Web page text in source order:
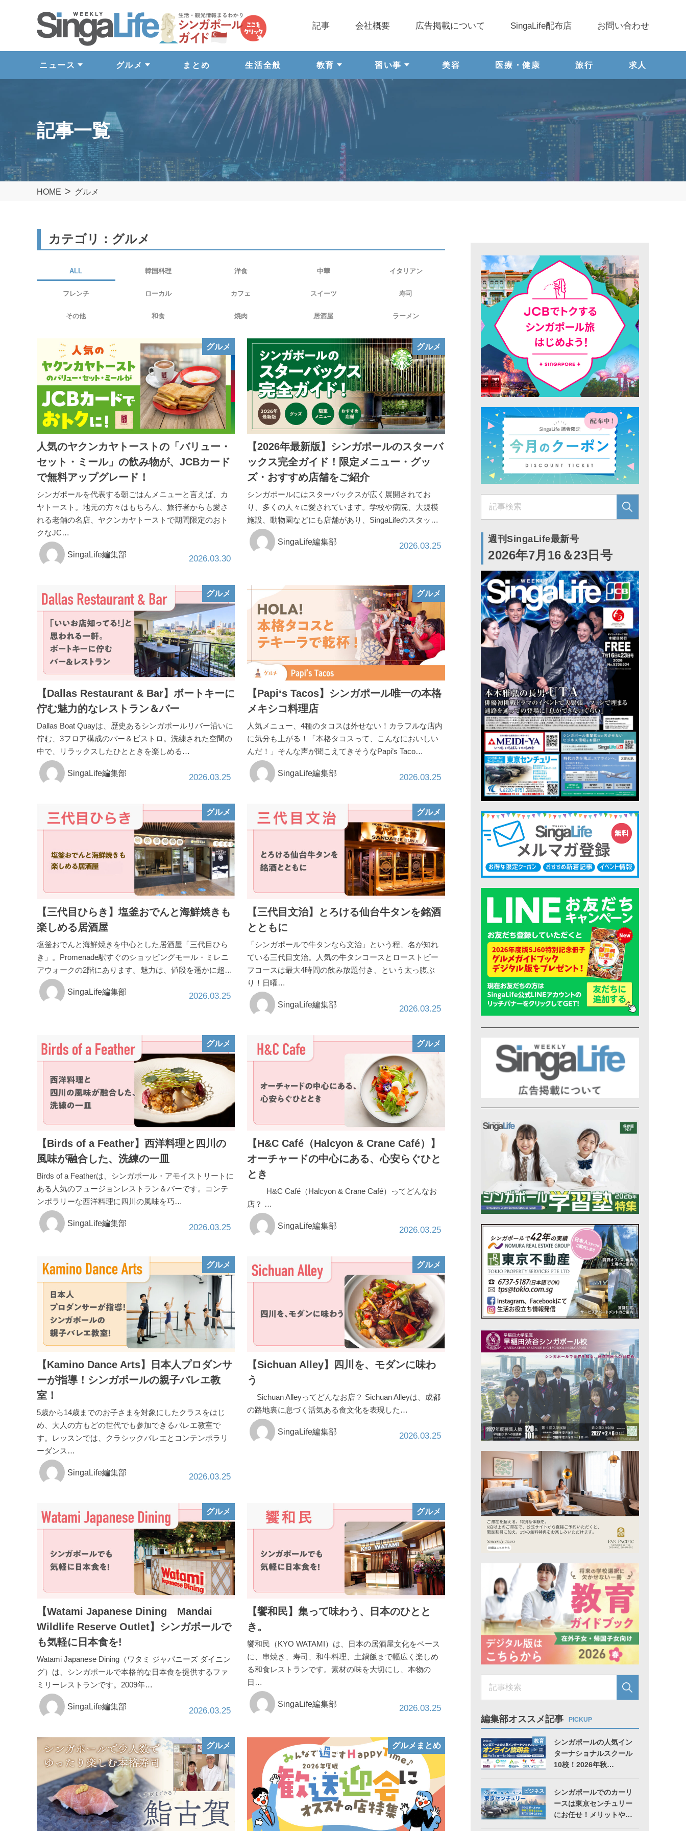
ニュース グルメ まとめ 生活全般 教育 習い事 美容 医療・健康 旅行 求人
記事 会社概要 広告掲載について SingaLife配布店 お問い合わせ
記事一覧
HOME グルメ
カテゴリ：グルメ
ALL 韓国料理 洋食 中華 イタリアン
フレンチ ローカル カフェ スイーツ 寿司
その他 和食 焼肉 居酒屋 ラーメン
グルメ
人気のヤクンカヤトーストの「バリュー・
セット・ミール」の飲み物が、JCBカード
で無料アップグレード！
シンガポールを代表する朝ごはんメニューと言えば、カ
ヤトースト。地元の方々はもちろん、旅行者からも愛さ
れる老舗の名店、ヤクンカヤトーストで期間限定のおト
クなJC…
SingaLife編集部 2026.03.30
グルメ
【2026年最新版】シンガポールのスターバ
ックス完全ガイド！限定メニュー・グッ
ズ・おすすめ店舗をご紹介
​シンガポールにはスターバックスが広く展開されてお
り、多くの人々に愛されています。学校や病院、大規模
施設、動物園などにも店舗があり、SingaLifeのスタッ…
SingaLife編集部 2026.03.25
グルメ
【Dallas Restaurant & Bar】ボートキーに
佇む魅力的なレストラン＆バー
Dallas Boat Quayは、歴史あるシンガポールリバー沿いに
佇む、3フロア構成のバー＆ビストロ。洗練された空間の
中で、リラックスしたひとときを楽しめる…
SingaLife編集部 2026.03.25
グルメ
【Papi‘s Tacos】シンガポール唯一の本格
メキシコ料理店
人気メニュー、4種のタコスは外せない！カラフルな店内
に気分も上がる！「本格タコスって、こんなにおいしい
んだ！」そんな声が聞こえてきそうなPapi’s Taco…
SingaLife編集部 2026.03.25
グルメ
【三代目ひらき】塩釜おでんと海鮮焼きも
楽しめる居酒屋
塩釡おでんと海鮮焼きを中心とした居酒屋「三代目ひら
き」。Promenade駅すぐのショッピングモール・ミレニ
アウォークの2階にあります。魅力は、値段を遥かに超…
SingaLife編集部 2026.03.25
グルメ
【三代目文治】とろける仙台牛タンを銘酒
とともに
「シンガポールで牛タンなら文治」という程、名が知れ
ている三代目文治。人気の牛タンコースとローストビー
フコースは最大4時間の飲み放題付き、という太っ腹ぶ
り！日曜…
SingaLife編集部 2026.03.25
グルメ
【Birds of a Feather】西洋料理と四川の
風味が融合した、洗練の一皿
Birds of a Featherは、シンガポール・アモイストリートに
ある人気のフュージョンレストラン＆バーです。コンテ
ンポラリーな西洋料理に四川の風味を巧…
SingaLife編集部 2026.03.25
グルメ
【H&C Café（Halcyon & Crane Café）】
オーチャードの中心にある、心安らぐひと
とき
H&C Café（Halcyon & Crane Café）ってどんなお
店？ …
SingaLife編集部 2026.03.25
グルメ
【Kamino Dance Arts】日本人プロダンサ
ーが指導！シンガポールの親子バレエ教
室！
5歳から14歳までのお子さまを対象にしたクラスをはじ
め、大人の方もどの世代でも参加できるバレエ教室で
す。レッスンでは、クラシックバレエとコンテンポラリ
ーダンス…
SingaLife編集部 2026.03.25
グルメ
【Sichuan Alley】四川を、モダンに味わ
う
Sichuan Alleyってどんなお店？ Sichuan Alleyは、成都
の路地裏に息づく活気ある食文化を表現した…
SingaLife編集部 2026.03.25
グルメ
【Watami Japanese Dining Mandai
Wildlife Reserve Outlet】シンガポールで
も気軽に日本食を!
Watami Japanese Dining（ワタミ ジャパニーズ ダイニン
グ）は、シンガポールで本格的な日本食を提供するファ
ミリーレストランです。2009年…
SingaLife編集部 2026.03.25
グルメ
【饗和民】集って味わう、日本のひとと
き。
饗和民（KYO WATAMI）は、日本の居酒屋文化をベース
に、串焼き、寿司、和牛料理、土鍋飯まで幅広く楽しめ
る和食レストランです。素材の味を大切にし、本物の
日…
SingaLife編集部 2026.03.25
グルメ グルメまとめ
週刊SingaLife最新号
2026年7月16＆23日号
編集部オススメ記事 PICKUP
教育
シンガポールの人気イン
ターナショナルスクール
10校！2026年秋…
ビジネス
シンガポールでのカーリ
ースは東京センチュリー
にお任せ！メリットや…